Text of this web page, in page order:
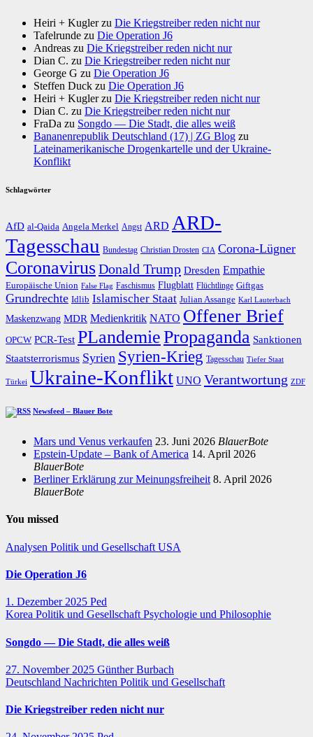
Heiri + Kuglerzu Die Kriegstreiber reden nicht nur
Tafelrunde zu Die Operation J6
Andreas zu Die Kriegstreiber reden nicht nur
Dian C. zu Die Kriegstreiber reden nicht nur
George G zu Die Operation J6
Steffen Duck zu Die Operation J6
Heiri + Kuglerzu Die Kriegstreiber reden nicht nur
Dian C. zu Die Kriegstreiber reden nicht nur
FraDa zu Songdo — Die Stadt, die alles weiß
Bananenrepublik Deutschland (17) | ZG Blog zu
Lateinamerikanische Drogenkartelle und der Ukraine-
Konflikt
Schlagwörter
AfD al-Qaida Angela Merkel Angst ARD ARD-
Tagesschau Bundestag Christian Drosten CIA Corona-Lügner
CoronavirusDonald Trump Dresden Empathie
Europäische Union False Flag Faschismus Flugblatt Flüchtlinge Giftgas
Grundrechte Idlib Islamischer Staat Julian Assange Karl Lauterbach
Maskenzwang MDR Medienkritik NATO Offener Brief
OPCW PCR-Test PLandemiePropaganda Sanktionen
Staatsterrorismus Syrien Syrien-Krieg Tagesschau Tiefer Staat
Türkei Ukraine-Konflikt UNO Verantwortung ZDF
Newsfeed – Blauer Bote
Mars und Venus verkaufen 23. Juni 2026 BlauerBote
Epstein-Update – Bank of America 14. April 2026
BlauerBote
Berliner Erklärung zur Meinungsfreiheit 8. April 2026
BlauerBote
You missed
Analysen Politik und Gesellschaft USA
Die Operation J6
1. Dezember 2025 Ped
Korea Politik und Gesellschaft Psychologie und Philosophie
Songdo — Die Stadt, die alles weiß
27. November 2025 Günther Burbach
Deutschland Nachrichten Politik und Gesellschaft
Die Kriegstreiber reden nicht nur